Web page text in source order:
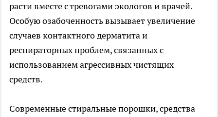
расти вместе с тревогами экологов и врачей.
Особую озабоченность вызывает увеличение
случаев контактного дерматита и
респираторных проблем, связанных с
использованием агрессивных чистящих
средств.
Современные стиральные порошки, средства